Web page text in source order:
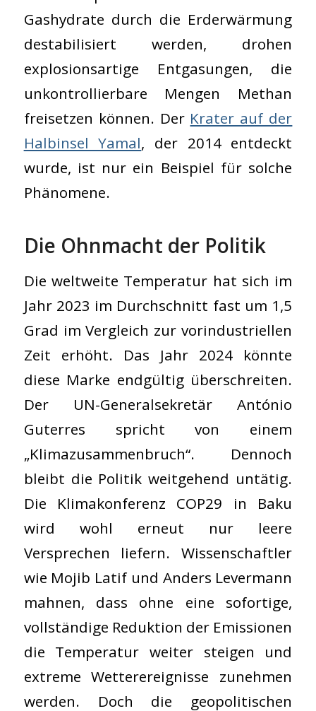
Gashydrate durch die Erderwärmung
destabilisiert werden, drohen
explosionsartige Entgasungen, die
unkontrollierbare Mengen Methan
freisetzen können. Der Krater auf der
Halbinsel Yamal, der 2014 entdeckt
wurde, ist nur ein Beispiel für solche
Phänomene.
Die Ohnmacht der Politik
Die weltweite Temperatur hat sich im
Jahr 2023 im Durchschnitt fast um 1,5
Grad im Vergleich zur vorindustriellen
Zeit erhöht. Das Jahr 2024 könnte
diese Marke endgültig überschreiten.
Der UN-Generalsekretär António
Guterres spricht von einem
„Klimazusammenbruch“. Dennoch
bleibt die Politik weitgehend untätig.
Die Klimakonferenz COP29 in Baku
wird wohl erneut nur leere
Versprechen liefern. Wissenschaftler
wie Mojib Latif und Anders Levermann
mahnen, dass ohne eine sofortige,
vollständige Reduktion der Emissionen
die Temperatur weiter steigen und
extreme Wetterereignisse zunehmen
werden. Doch die geopolitischen